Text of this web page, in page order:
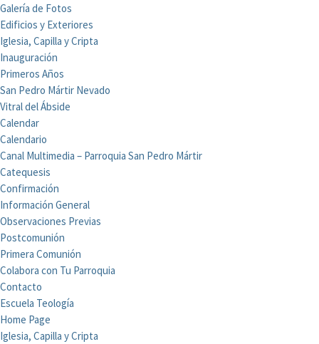
Galería de Fotos
Edificios y Exteriores
Iglesia, Capilla y Cripta
Inauguración
Primeros Años
San Pedro Mártir Nevado
Vitral del Ábside
Calendar
Calendario
Canal Multimedia – Parroquia San Pedro Mártir
Catequesis
Confirmación
Información General
Observaciones Previas
Postcomunión
Primera Comunión
Colabora con Tu Parroquia
Contacto
Escuela Teología
Home Page
Iglesia, Capilla y Cripta